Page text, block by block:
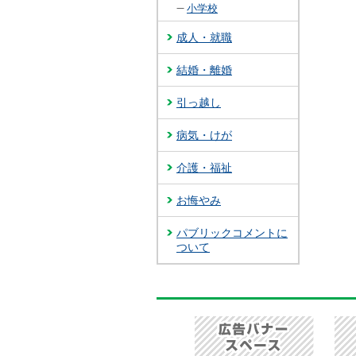
小学校
成人・就職
結婚・離婚
引っ越し
病気・けが
介護・福祉
お悔やみ
パブリックコメントに
ついて